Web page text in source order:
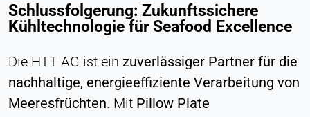
Schlussfolgerung: Zukunftssichere
Kühltechnologie für Seafood Excellence
Die HTT AG ist ein zuverlässiger Partner für die
nachhaltige, energieeffiziente Verarbeitung von
Meeresfrüchten. Mit Pillow Plate